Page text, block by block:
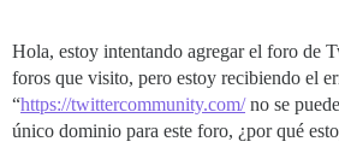
Hola, estoy intentando agregar el foro de
foros que visito, pero estoy recibiendo el
“https://twittercommunity.com/no se
único dominio para este foro, ¿por qué